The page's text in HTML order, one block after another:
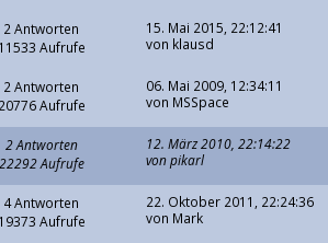
2 Antworten
11533 Aufrufe
15. Mai 2015, 22:12:41
von klausd
2 Antworten
20776 Aufrufe
06. Mai 2009, 12:34:11
von MSSpace
2 Antworten
22292 Aufrufe
12. März 2010, 22:14:22
vonpikarl
4 Antworten
19373 Aufrufe
22. Oktober 2011, 22:24:36
von Mark